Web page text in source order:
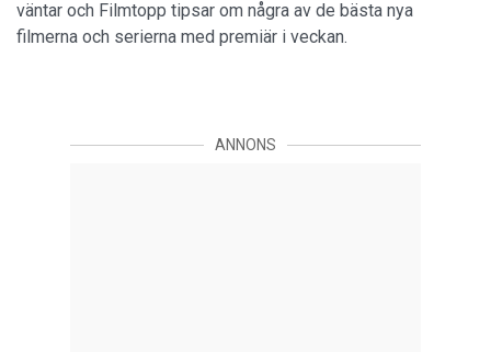
väntar och Filmtopp tipsar om några av de bästa nya
filmerna och serierna med premiär i veckan.
ANNONS